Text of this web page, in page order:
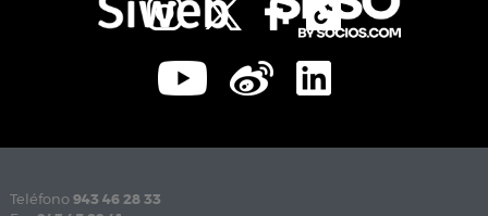
Teléfono 943 46 28 33